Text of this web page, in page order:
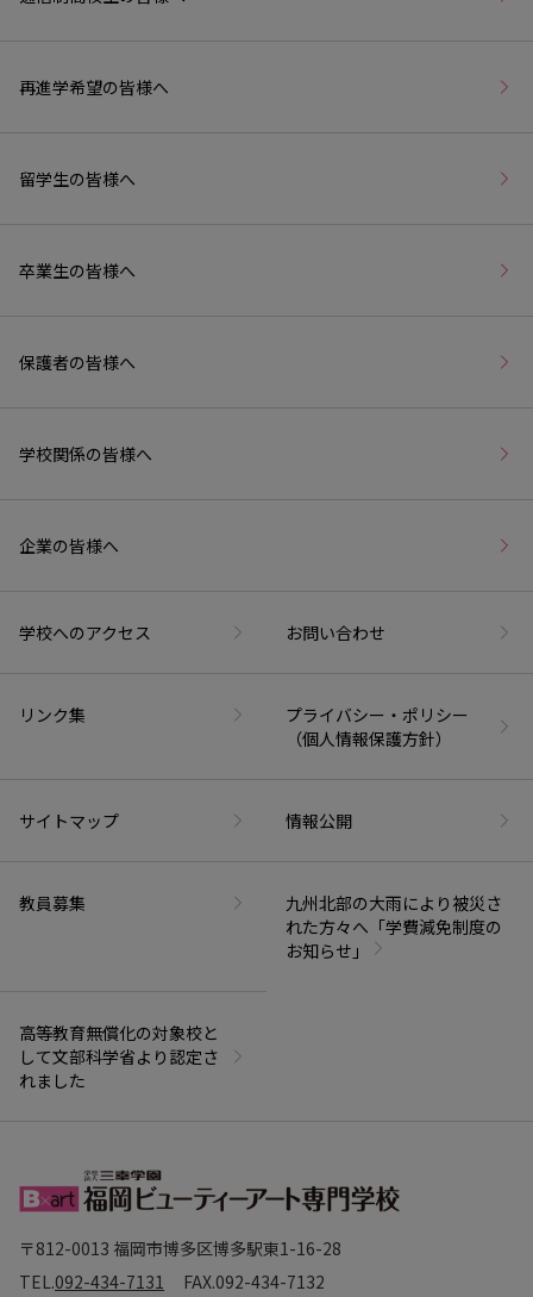
再進学希望の皆様へ
留学生の皆様へ
卒業生の皆様へ
保護者の皆様へ
学校関係の皆様へ
企業の皆様へ
学校へのアクセス お問い合わせ
リンク集
プライバシー・ポリシー
（個人情報保護方針）
サイトマップ 情報公開
教員募集
九州北部の大雨により被災さ
れた方々へ「学費減免制度の
お知らせ」
高等教育無償化の対象校と
して文部科学省より認定さ
れました
〒812-0013 福岡市博多区博多駅東1-16-28
TEL.092-434-7131 FAX.092-434-7132